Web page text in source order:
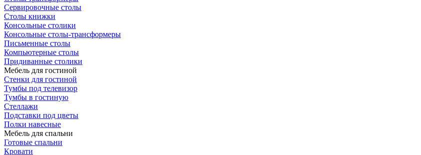
Сервировочные столы
Столы книжки
Консольные столики
Консольные столы-трансформеры
Письменные столы
Компьютерные столы
Придиванные столики
Мебель для гостиной
Стенки для гостиной
Тумбы под телевизор
Тумбы в гостиную
Стеллажи
Подставки под цветы
Полки навесные
Мебель для спальни
Готовые спальни
Кровати